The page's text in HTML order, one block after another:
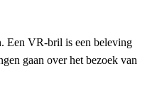
Een VR-bril is een beleving
gaan over het bezoek van